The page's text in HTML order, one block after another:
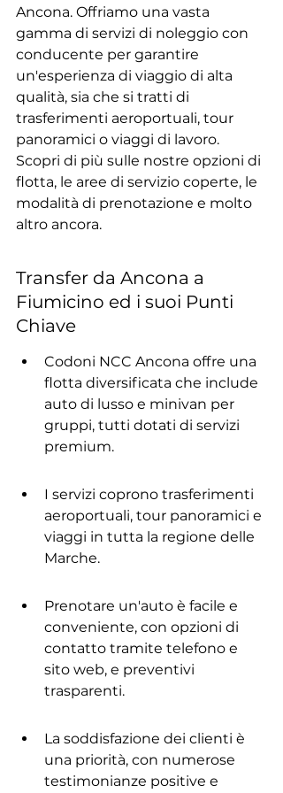
Ancona. Offriamo una vasta
gamma di servizi di noleggio con
conducente per garantire
un'esperienza di viaggio di alta
qualità, sia che si tratti di
trasferimenti aeroportuali, tour
panoramici o viaggi di lavoro.
Scopri di più sulle nostre opzioni di
flotta, le aree di servizio coperte, le
modalità di prenotazione e molto
altro ancora.
Transfer da Ancona a
Fiumicino ed i suoi Punti
Chiave
Codoni NCC Ancona offre una
flotta diversificata che include
auto di lusso e minivan per
gruppi, tutti dotati di servizi
premium.
I servizi coprono trasferimenti
aeroportuali, tour panoramici e
viaggi in tutta la regione delle
Marche.
Prenotare un'auto è facile e
conveniente, con opzioni di
contatto tramite telefono e
sito web, e preventivi
trasparenti.
La soddisfazione dei clienti è
una priorità, con numerose
testimonianze positive e